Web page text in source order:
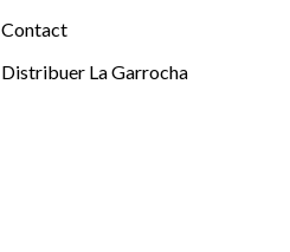
Contact
Distribuer La Garrocha